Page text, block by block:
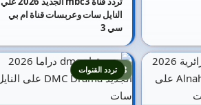
النايل سات وعربسات قناة ام بي
سي 3
13تردد القنوات